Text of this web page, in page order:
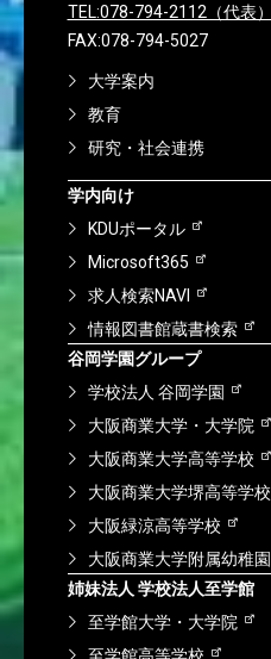
TEL:078-794-2112（代表）
FAX:078-794-5027
大学案内
教育
研究・社会連携
学内向け
KDUポータル
Microsoft365
求人検索NAVI
情報図書館蔵書検索
谷岡学園グループ
学校法人 谷岡学園
大阪商業大学・大学院
大阪商業大学高等学校
大阪商業大学堺高等学校
大阪緑涼高等学校
大阪商業大学附属幼稚園
姉妹法人 学校法人至学館
至学館大学・大学院
至学館高等学校